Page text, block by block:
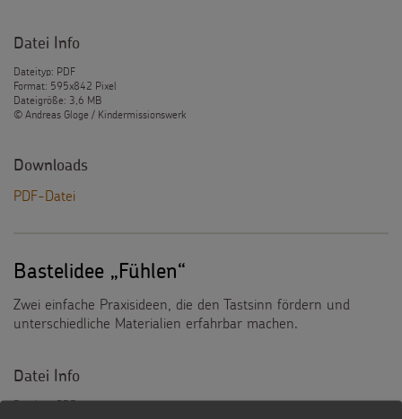
Datei Info
Dateityp: PDF
Format: 595x842 Pixel
Dateigröße: 3,6 MB
© Andreas Gloge / Kindermissionswerk
Downloads
PDF-Datei
Bastelidee „Fühlen“
Zwei einfache Praxisideen, die den Tastsinn fördern und
unterschiedliche Materialien erfahrbar machen.
Datei Info
Dateityp: PDF